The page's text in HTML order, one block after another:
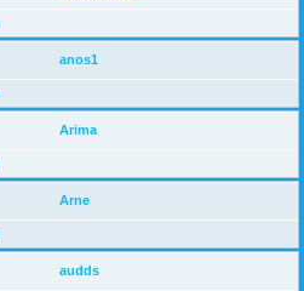
anos1
Arima
Arne
audds